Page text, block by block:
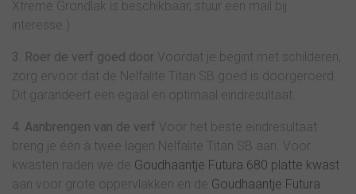
Xtreme Grondlak is beschikbaar, stuur een mail bij
interesse.)
3. Roer de verf goed door Voordat je begint met schilderen,
zorg ervoor dat de Nelfalite Titan SB goed is doorgeroerd.
Dit garandeert een egaal en optimaal eindresultaat.
4. Aanbrengen van de verf Voor het beste eindresultaat
breng je één à twee lagen Nelfalite Titan SB aan. Voor
kwasten raden we de Goudhaantje Futura 680 platte kwast
aan voor grote oppervlakken en de Goudhaantje Futura